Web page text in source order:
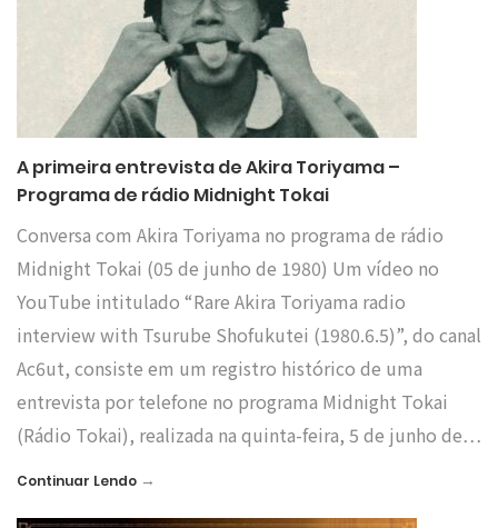
A primeira entrevista de Akira Toriyama –
Programa de rádio Midnight Tokai
Conversa com Akira Toriyama no programa de rádio
Midnight Tokai (05 de junho de 1980) Um vídeo no
YouTube intitulado “Rare Akira Toriyama radio
interview with Tsurube Shofukutei (1980.6.5)”, do canal
Ac6ut, consiste em um registro histórico de uma
entrevista por telefone no programa Midnight Tokai
(Rádio Tokai), realizada na quinta-feira, 5 de junho de…
Continuar Lendo →